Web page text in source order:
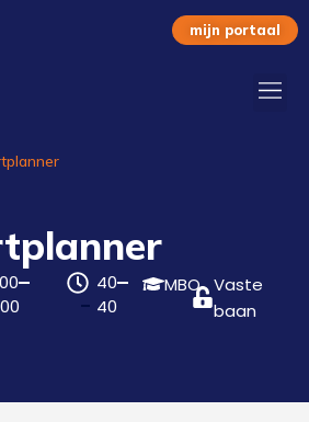
mijn portaal
40
40
MBO Vaste
baan